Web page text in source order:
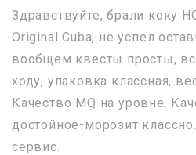
Здравствуйте, брали коку
Original Cuba, не успел
вообщем квесты просты,
ходу, упаковка классная,
Качество MQ на уровне.
достойное-морозит
сервис.